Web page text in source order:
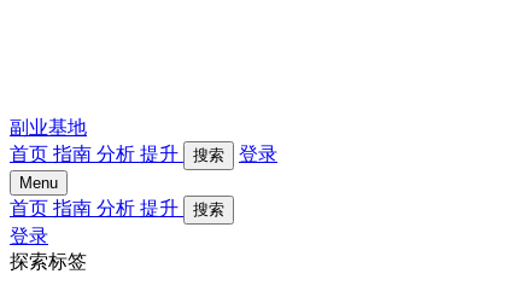
副业基地
首页 指南 分析 提升 搜索 登录
Menu
首页 指南 分析 提升 搜索
登录
探索标签